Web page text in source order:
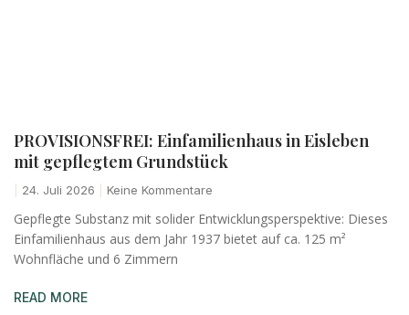
PROVISIONSFREI: Einfamilienhaus in Eisleben
mit gepflegtem Grundstück
24. Juli 2026 Keine Kommentare
Gepflegte Substanz mit solider Entwicklungsperspektive: Dieses
Einfamilienhaus aus dem Jahr 1937 bietet auf ca. 125 m²
Wohnfläche und 6 Zimmern
READ MORE